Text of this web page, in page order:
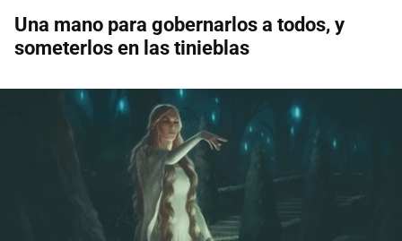
Una mano para gobernarlos a todos, y
someterlos en las tinieblas